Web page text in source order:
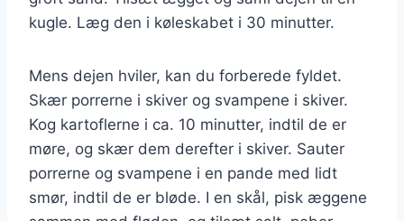
kugle. Læg den i køleskabet i 30 minutter.
Mens dejen hviler, kan du forberede fyldet.
Skær porrerne i skiver og svampene i skiver.
Kog kartoflerne i ca. 10 minutter, indtil de er
møre, og skær dem derefter i skiver. Sauter
porrerne og svampene i en pande med lidt
smør, indtil de er bløde. I en skål, pisk æggene